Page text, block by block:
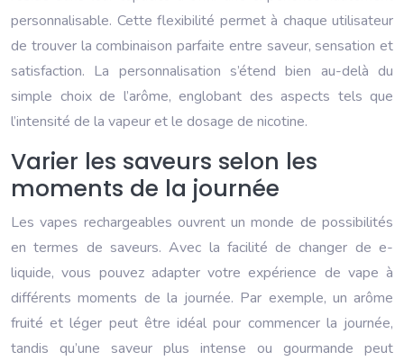
personnalisable. Cette flexibilité permet à chaque utilisateur
de trouver la combinaison parfaite entre saveur, sensation et
satisfaction. La personnalisation s’étend bien au-delà du
simple choix de l’arôme, englobant des aspects tels que
l’intensité de la vapeur et le dosage de nicotine.
Varier les saveurs selon les
moments de la journée
Les vapes rechargeables ouvrent un monde de possibilités
en termes de saveurs. Avec la facilité de changer de e-
liquide, vous pouvez adapter votre expérience de vape à
différents moments de la journée. Par exemple, un arôme
fruité et léger peut être idéal pour commencer la journée,
tandis qu’une saveur plus intense ou gourmande peut